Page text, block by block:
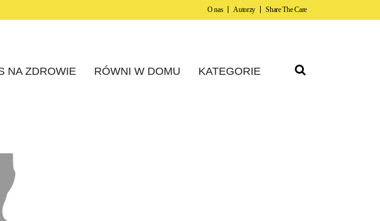
O nas Autorzy Share The Care
NA ZDROWIE RÓWNI W DOMU KATEGORIE